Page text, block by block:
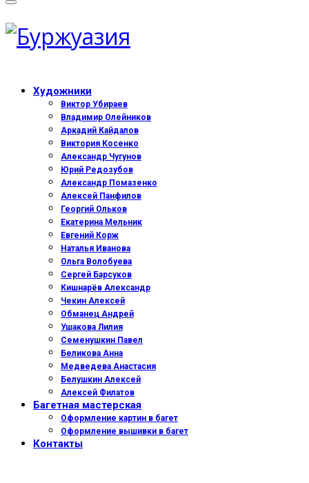
Художники
Виктор Убираев
Владимир Олейников
Аркадий Кайдалов
Виктория Косенко
Александр Чугунов
Юрий Редозубов
Александр Помазенко
Алексей Панфилов
Георгий Ольков
Екатерина Мельник
Евгений Корж
Наталья Иванова
Ольга Волобуева
Сергей Барсуков
Кишнарёв Александр
Чекин Алексей
Обманец Андрей
Ушакова Лилия
Семенушкин Павел
Беликова Анна
Медведева Анастасия
Белушкин Алексей
Алексей Филатов
Багетная мастерская
Оформление картин в багет
Оформление вышивки в багет
Контакты